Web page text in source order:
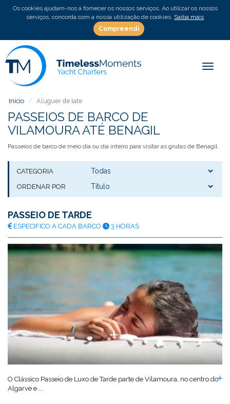
Os cookies ajudam-nos a fornecer os nossos serviços. Ao utilizar os nossos
serviços, concorda com a nossa utilização de cookies. Saiba mais
Compreendi
Início Aluguer de Iate
PASSEIOS DE BARCO DE
VILAMOURA ATÉ BENAGIL
Passeios de barco de meio dia ou dia inteiro para visitar as grutas de Benagil.
CATEGORIA
ORDENAR POR
PASSEIO DE TARDE
ESPECIFICO A CADA BARCO 3 HORAS
O Clássico Passeio de Luxo de Tarde parte de Vilamoura, no centro do
Algarve e ...